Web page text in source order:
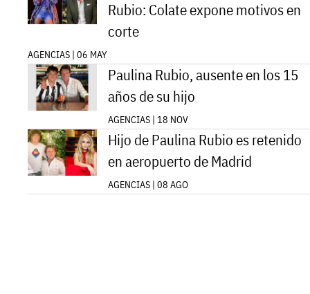
Rubio: Colate expone motivos en
corte
AGENCIAS | 06 MAY
Paulina Rubio, ausente en los 15
años de su hijo
AGENCIAS | 18 NOV
Hijo de Paulina Rubio es retenido
en aeropuerto de Madrid
AGENCIAS | 08 AGO